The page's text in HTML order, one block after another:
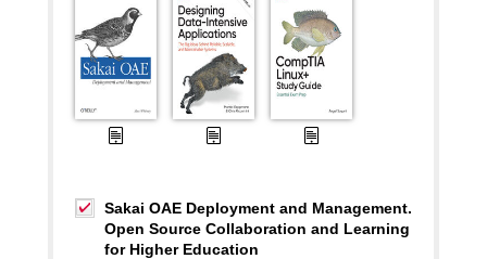
Sakai OAE Deployment and Management.
Open Source Collaboration and Learning
for Higher Education